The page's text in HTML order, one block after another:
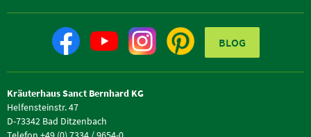
BLOG
Kräuterhaus Sanct Bernhard KG
Helfensteinstr. 47
D-73342 Bad Ditzenbach